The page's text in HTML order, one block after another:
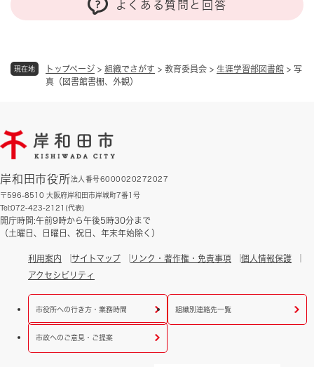
現在地 トップページ > 組織でさがす > 教育委員会 > 生涯学習部図書館 > 写
真（図書館書棚、外観）
よくある質問と回答
岸和田市役所法人番号6000020272027
〒596-8510 大阪府岸和田市岸城町7番1号
Tel:072-423-2121(代表)
開庁時間:午前9時から午後5時30分まで
（土曜日、日曜日、祝日、年末年始除く）
利用案内 サイトマップ リンク・著作権・免責事項
個人情報保護
アクセシビリティ
市役所への行き方・業務時間 組織別連絡先一覧
市政へのご意見・ご提案